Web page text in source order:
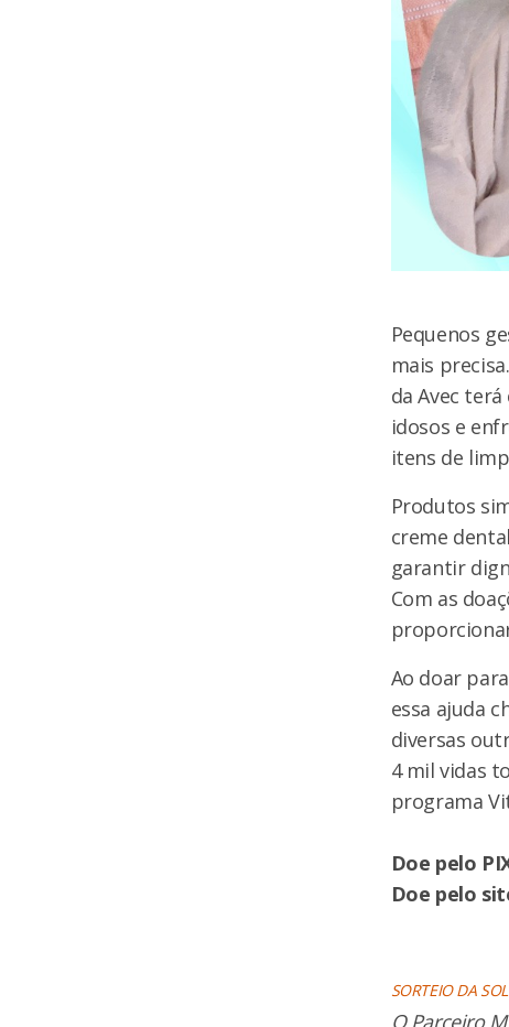
Pequenos
mais
da Avec
idosos e
itens de
Produtos
creme
garantir
Com as
Ao doar
essa ajuda
diversas
4 mil vidas
programa
Doe pelo
Doe pelo
SORTEIO DA
O Parceiro